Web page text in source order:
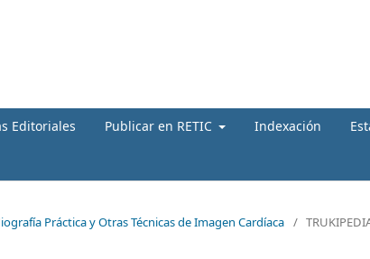
Editoriales Publicar en RETIC Indexación
Práctica y Otras Técnicas de Imagen Cardíaca /